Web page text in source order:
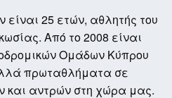
είναι 25 ετών, αθλητής του
Από το 2008 είναι
Ομάδων Κύπρου
πρωταθλήματα σε
και αντρών στη χώρα μας.